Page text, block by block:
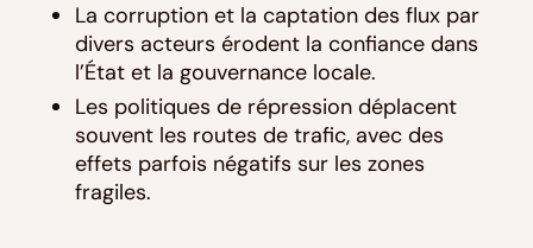
La corruption et la captation des flux par
divers acteurs érodent la confiance dans
l’État et la gouvernance locale.
Les politiques de répression déplacent
souvent les routes de trafic, avec des
effets parfois négatifs sur les zones
fragiles.